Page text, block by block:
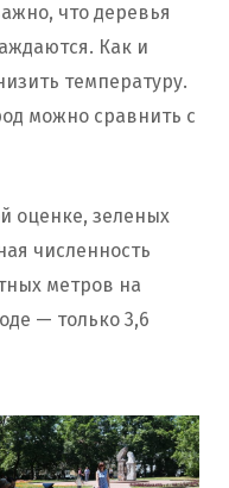
что деревья
Как и
температуру.
можно сравнить с
оценке, зеленых
численность
метров на
— только 3,6